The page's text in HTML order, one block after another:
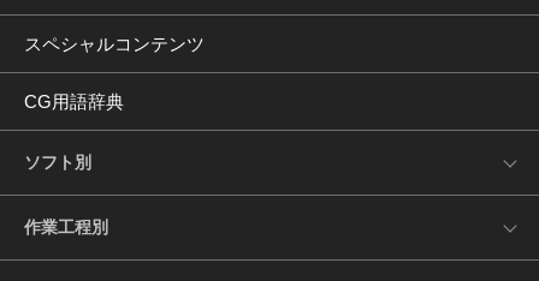
スペシャルコンテンツ
CG用語辞典
ソフト別
作業工程別